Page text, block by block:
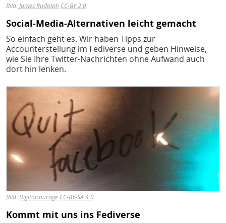
Bild:James Rudolph CC-BY 2.0
Social-Media-Alternativen leicht gemacht
So einfach geht es. Wir haben Tipps zur
Accounterstellung im Fediverse und geben Hinweise,
wie Sie Ihre Twitter-Nachrichten ohne Aufwand auch
dort hin lenken.
Bild
Bild:Digitalcourage CC-BY-SA 4.0
Kommt mit uns ins Fediverse